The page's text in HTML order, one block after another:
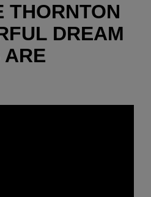
THORNTON
DREAM
ARE